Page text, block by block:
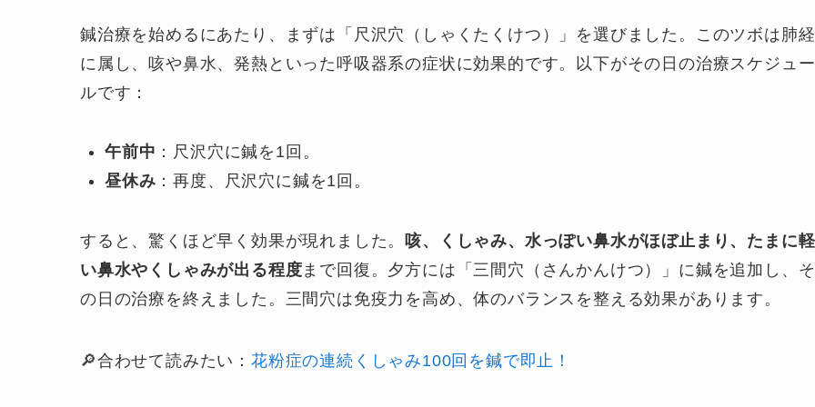
鍼治療を始めるにあたり、まずは「尺沢穴（しゃくたくけつ）」を選びました。このツボは肺経
に属し、咳や鼻水、発熱といった呼吸器系の症状に効果的です。以下がその日の治療スケジュー
ルです：
午前中 ：尺沢穴に鍼を1回。
昼休み ：再度、尺沢穴に鍼を1回。
すると、驚くほど早く効果が現れました。 咳、くしゃみ、水っぽい鼻水がほぼ止まり、たまに軽
い鼻水やくしゃみが出る程度 まで回復。夕方には「三間穴（さんかんけつ）」に鍼を追加し、そ
の日の治療を終えました。三間穴は免疫力を高め、体のバランスを整える効果があります。
🔎合わせて読みたい： 花粉症の連続くしゃみ100回を鍼で即止！